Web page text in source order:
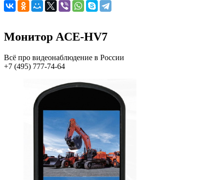
Монитор ACE-HV7
Всё про видеонаблюдение в России
+7 (495) 777-74-64